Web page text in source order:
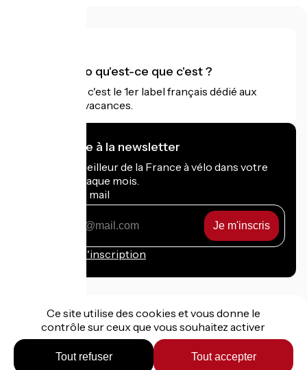
Accueil Vélo qu'est-ce que c'est ?
Accueil Vélo c'est le 1er label français dédié aux
cyclistes en vacances.
Je m'abonne à la newsletter
Recevez le meilleur de la France à vélo dans votre
boîte mail chaque mois.
Mon adresse mail
Conditions d'inscription
Financé dans le cadre de Destination France
Ce site utilise des cookies et vous donne le
contrôle sur ceux que vous souhaitez activer
Tout accepter
Tout refuser